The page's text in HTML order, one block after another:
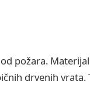
požara.
drvenih vrata.